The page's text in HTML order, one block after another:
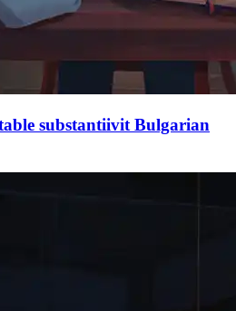
substantiivit Bulgarian